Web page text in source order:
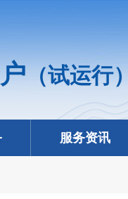
（试运行）
服务资讯